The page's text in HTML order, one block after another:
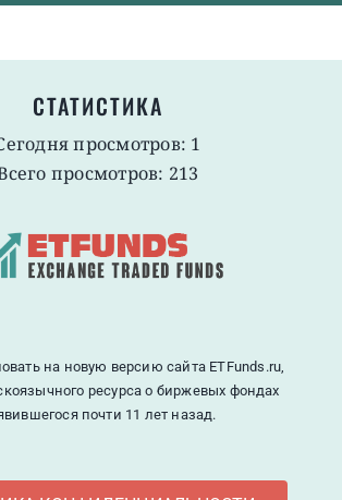
СТАТИСТИКА
просмотров: 1
просмотров: 213
на новую версию сайта ETFunds.ru,
ресурса о биржевых фондах
почти 11 лет назад.